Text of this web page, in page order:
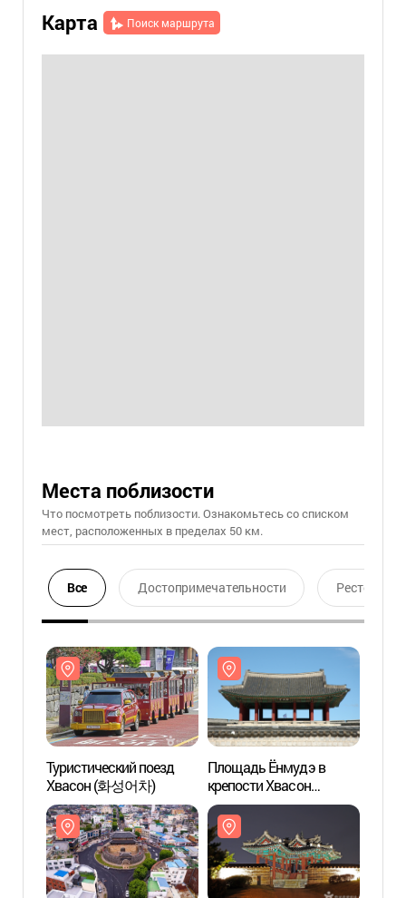
Карта Поиск маршрута
Места поблизости
Что посмотреть поблизости. Ознакомьтесь со списком
мест, расположенных в пределах 50 км.
Все Достопримечательности Ресторан
Туристический поезд
Хвасон (화성어차)
Площадь Ёнмудэ в
крепости Хвасон
(연무대)